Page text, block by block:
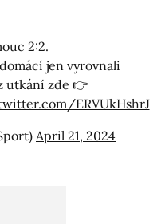
2:2.
jen vyrovnali
utkání zde 👉
ERVUkHshrJ
April 21, 2024